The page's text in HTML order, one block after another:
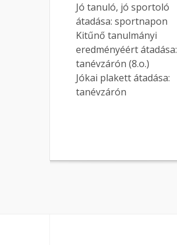
Jó tanuló, jó sportoló
átadása: sportnapon
Kitűnő tanulmányi
eredményéért átadása:
tanévzárón (8.o.)
Jókai plakett átadása:
tanévzárón